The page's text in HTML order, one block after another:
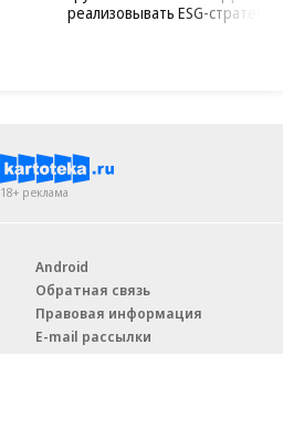
реализовывать ESG-стратегию
18+ реклама
Android
Обратная связь
Правовая информация
E-mail рассылки